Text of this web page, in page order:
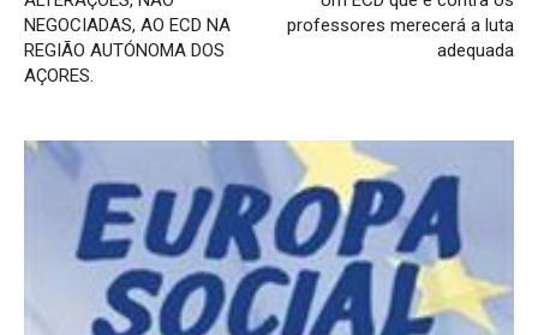
NEGOCIADAS, AO ECD NA
REGIÃO AUTÓNOMA DOS
AÇORES.
professores merecerá a luta
adequada